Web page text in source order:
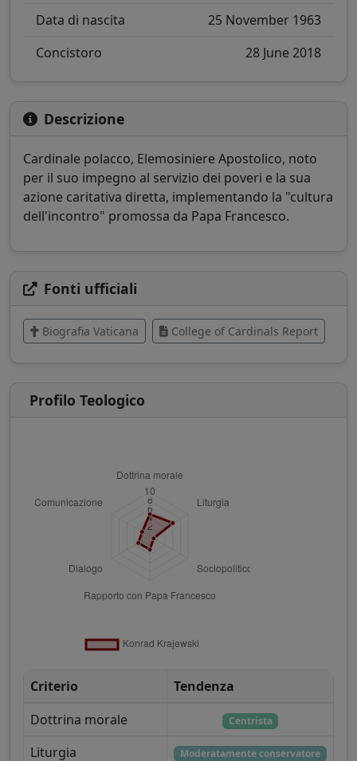
Data di nascita
25 November 1963
Concistoro
28 June 2018
Descrizione
Cardinale polacco, Elemosiniere Apostolico, noto
per il suo impegno al servizio dei poveri e la sua
azione caritativa diretta, implementando la "cultura
dell'incontro" promossa da Papa Francesco.
Fonti ufficiali
Biografia Vaticana College of Cardinals Report
Profilo Teologico
Criterio
Tendenza
Dottrina morale
Centrista
Liturgia Moderatamente conservatore